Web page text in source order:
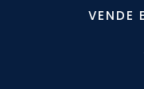
VENDE